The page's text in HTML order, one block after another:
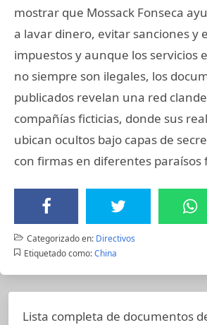
mostrar que Mossack Fonseca
a lavar dinero, evitar sanciones y
impuestos y aunque los servicios
no siempre son ilegales, los
publicados revelan una red
compañías ficticias, donde sus
ubican ocultos bajo capas de
con firmas en diferentes paraísos
Categorizado en: Directivos
Etiquetado como: China
Lista completa de documentos